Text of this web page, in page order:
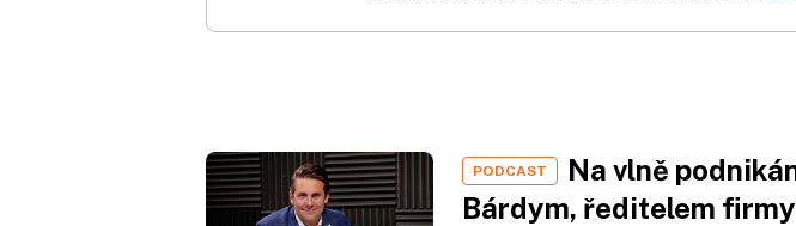
PODCAST
Na vlně
Bárdym, ředitelem